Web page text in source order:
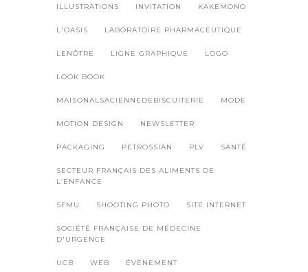
ILLUSTRATIONS INVITATION KAKEMONO
L'OASIS LABORATOIRE PHARMACEUTIQUE
LENÔTRE LIGNE GRAPHIQUE LOGO
LOOK BOOK
MAISONALSACIENNEDEBISCUITERIE MODE
MOTION DESIGN NEWSLETTER
PACKAGING PETROSSIAN PLV SANTÉ
SECTEUR FRANÇAIS DES ALIMENTS DE
L’ENFANCE
SFMU SHOOTING PHOTO SITE INTERNET
SOCIÉTÉ FRANÇAISE DE MÉDECINE
D'URGENCE
UCB WEB ÉVÈNEMENT